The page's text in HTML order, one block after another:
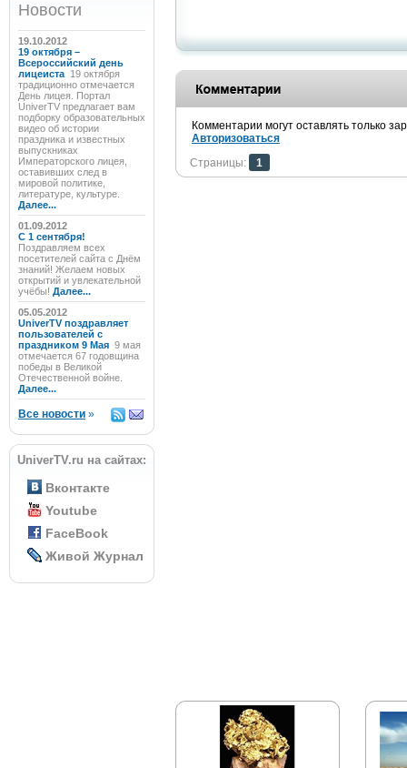
Новости
19.10.2012
19 октября –
Всероссийский день
лицеиста 19 октября
традиционно отмечается
День лицея. Портал
UniverTV предлагает вам
подборку образовательных
видео об истории
праздника и известных
выпускниках
Императорского лицея,
оставивших след в
мировой политике,
литературе, культуре.
Далее...
01.09.2012
C 1 сентября!
Поздравляем всех
посетителей сайта с Днём
знаний! Желаем новых
открытий и увлекательной
учёбы! Далее...
05.05.2012
UniverTV поздравляет
пользователей с
праздником 9 Мая 9 мая
отмечается 67 годовщина
победы в Великой
Отечественной войне.
Далее...
Все новости »
UniverTV.ru на сайтах:
Вконтакте
Youtube
FaceBook
Живой Журнал
Комментарии могут оставлять только
Авторизоваться
Страницы:
1